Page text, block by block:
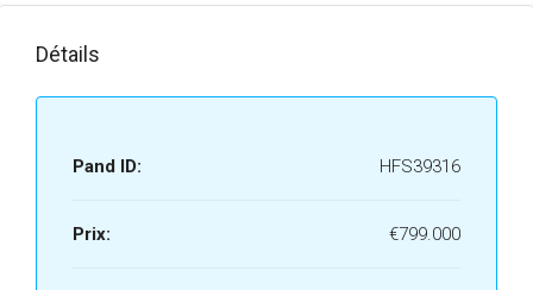
Détails
Pand ID: HFS39316
Prix: €799.000